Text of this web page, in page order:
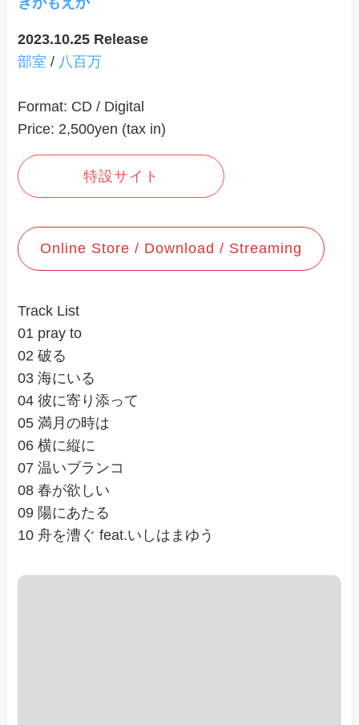
2023.10.25 Release
部室 / 八百万
Format: CD / Digital
Price: 2,500yen (tax in)
特設サイト
Online Store / Download / Streaming
Track List
01 pray to
02 破る
03 海にいる
04 彼に寄り添って
05 満月の時は
06 横に縦に
07 温いブランコ
08 春が欲しい
09 陽にあたる
10 舟を漕ぐ feat.いしはまゆう